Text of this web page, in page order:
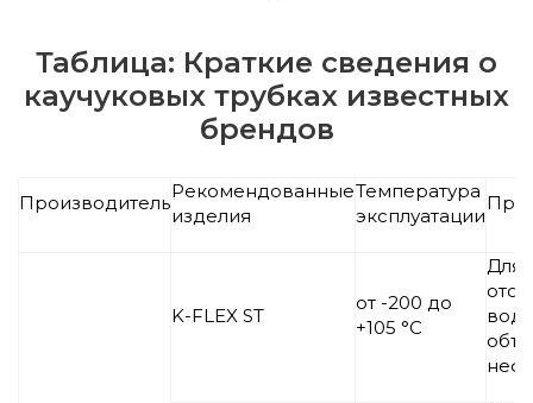
Таблица: Краткие сведения о
каучуковых трубках известных
брендов
Производитель
Рекомендованные
изделия
Температура
эксплуатации
K-FLEX ST
от -200 до
+105 °C
Для